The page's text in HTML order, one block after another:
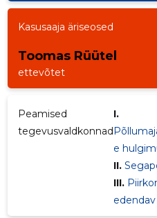
Kasusaaja äriseosed
Toomas Rüütel
ettevõtet
Peamised
tegevusvaldkonnad
I.
e
II.
III.